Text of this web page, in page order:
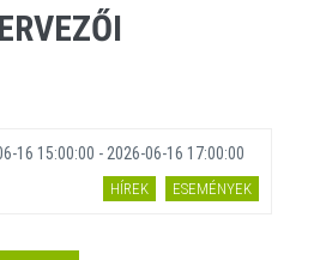
16 15:00:00 - 2026-06-16 17:00:00
HÍREK ESEMÉNYEK